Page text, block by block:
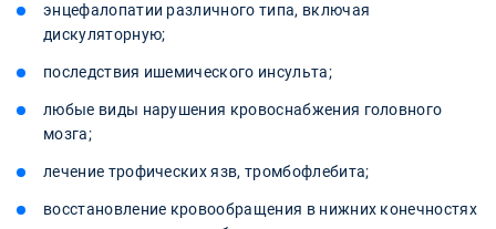
энцефалопатии различного типа, включая
дискуляторную;
последствия ишемического инсульта;
любые виды нарушения кровоснабжения головного
мозга;
лечение трофических язв, тромбофлебита;
восстановление кровообращения в нижних конечностях